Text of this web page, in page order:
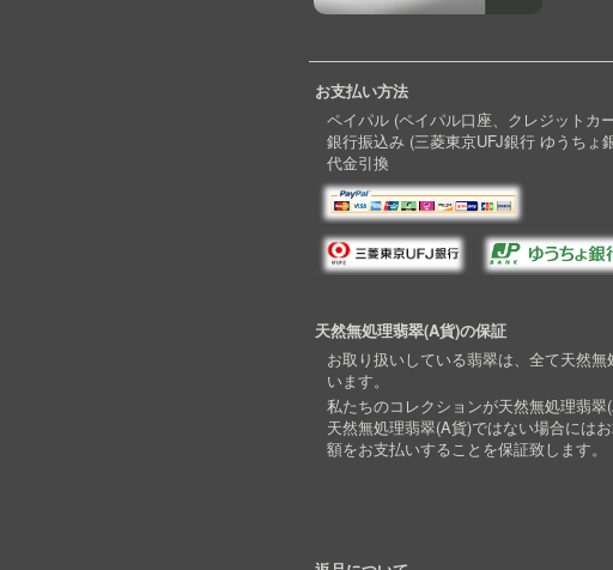
お支払い方法
ペイパル (ペイパル口座、クレジットカ
銀行振込み (三菱東京UFJ銀行 ゆうちょ
代金引換
天然無処理翡翠(A貨)の保証
お取り扱いしている翡翠は、全て天然
います。
私たちのコレクションが天然無処理翡翠
天然無処理翡翠(A貨)ではない場合には
額をお支払いすることを保証致します。